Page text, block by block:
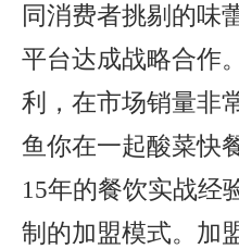
同消费者挑剔的味
平台达成战略合作
利，在市场销量非
鱼你在一起酸菜快
15年的餐饮实战经
制的加盟模式。加